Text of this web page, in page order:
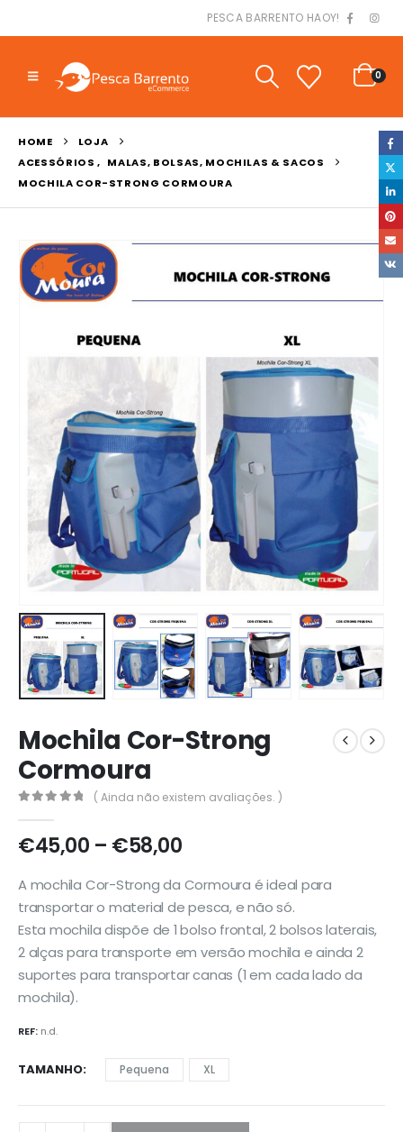
PESCA BARRENTO HAOY!
0
HOME
LOJA
ACESSÓRIOS , MALAS, BOLSAS, MOCHILAS & SACOS
MOCHILA COR-STRONG CORMOURA
Mochila Cor-Strong
Cormoura
( Ainda não existem avaliações. )
€45,00 – €58,00Price
€45,00
through
€58,00
A mochila Cor-Strong da Cormoura é ideal para
transportar o material de pesca, e não só.
Esta mochila dispõe de 1 bolso frontal, 2 bolsos laterais,
2 alças para transporte em versão mochila e ainda 2
suportes para transportar canas (1 em cada lado da
mochila).
REF: n.d.
TAMANHO Pequena XL